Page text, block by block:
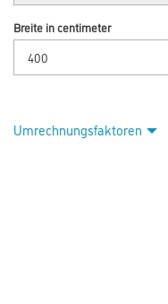
Breite in centimeter
Umrechnungsfaktoren